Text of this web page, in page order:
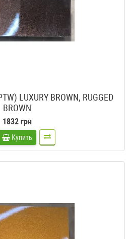
LUXURY BROWN, RUGGED
BROWN
1832 грн
Купить